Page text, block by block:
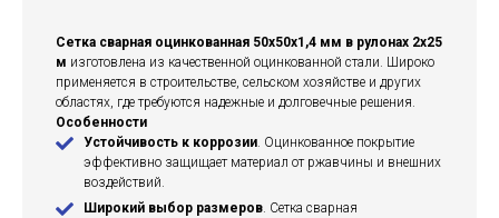
Сетка сварная оцинкованная 50х50х1,4 мм в рулонах 2х25
м изготовлена из качественной оцинкованной стали. Широко
применяется в строительстве, сельском хозяйстве и других
областях, где требуются надежные и долговечные решения.
Особенности
Устойчивость к коррозии. Оцинкованное покрытие
эффективно защищает материал от ржавчины и внешних
воздействий.
Широкий выбор размеров. Сетка сварная